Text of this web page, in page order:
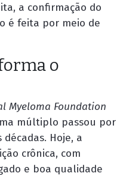
a confirmação do
é feita por meio de
o
Myeloma Foundation
múltiplo passou por
Hoje, a
crônica, com
e boa qualidade